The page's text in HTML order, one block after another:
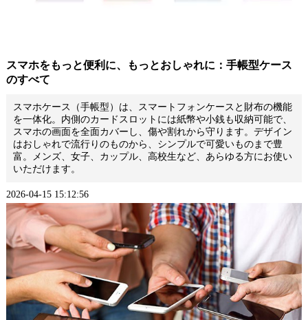
スマホをもっと便利に、もっとおしゃれに：手帳型ケース
のすべて
スマホケース（手帳型）は、スマートフォンケースと財布の機能
を一体化。内側のカードスロットには紙幣や小銭も収納可能で、
スマホの画面を全面カバーし、傷や割れから守ります。デザイン
はおしゃれで流行りのものから、シンプルで可愛いものまで豊
富。メンズ、女子、カップル、高校生など、あらゆる方にお使い
いただけます。
2026-04-15 15:12:56